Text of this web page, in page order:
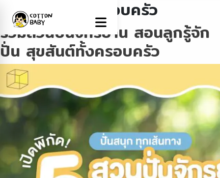
Tag:กิจกรรมครอบครัว
รวมสวนปั่นจักรยาน สอนลูกรู้จัก
ปั่น สุขสันต์ทั้งครอบครัว